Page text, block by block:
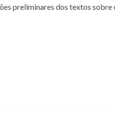
preliminares dos textos sobre